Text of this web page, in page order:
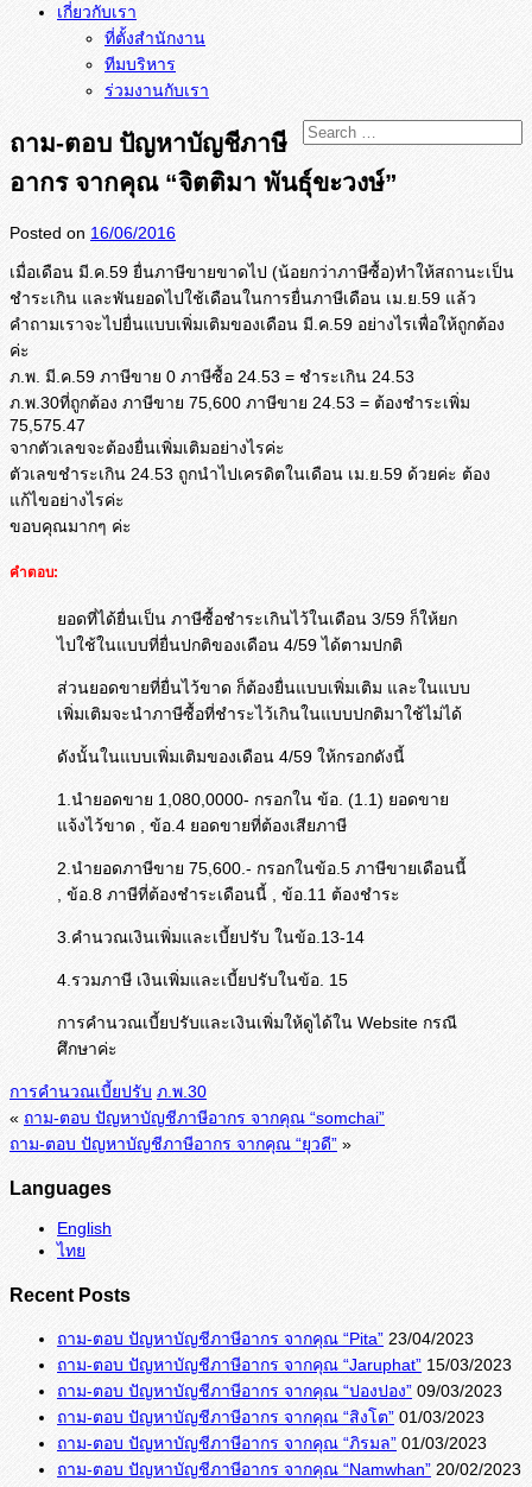
เกี่ยวกับเรา
ที่ตั้งสำนักงาน
ทีมบริหาร
ร่วมงานกับเรา
ถาม-ตอบ ปัญหาบัญชีภาษี
อากร จากคุณ “จิตติมา พันธุ์ขะวงษ์”
Posted on 16/06/2016
เมื่อเดือน มี.ค.59 ยื่นภาษีขายขาดไป (น้อยกว่าภาษีซื้อ)ทำให้สถานะเป็น
ชำระเกิน และพันยอดไปใช้เดือนในการยื่นภาษีเดือน เม.ย.59 แล้ว
คำถามเราจะไปยื่นแบบเพิ่มเติมของเดือน มี.ค.59 อย่างไรเพื่อให้ถูกต้อง
ค่ะ
ภ.พ. มี.ค.59 ภาษีขาย 0 ภาษีซื้อ 24.53 = ชำระเกิน 24.53
ภ.พ.30ที่ถูกต้อง ภาษีขาย 75,600 ภาษีขาย 24.53 = ต้องชำระเพิ่ม
75,575.47
จากตัวเลขจะต้องยื่นเพิ่มเติมอย่างไรค่ะ
ตัวเลขชำระเกิน 24.53 ถูกนำไปเครดิตในเดือน เม.ย.59 ด้วยค่ะ ต้อง
แก้ไขอย่างไรค่ะ
ขอบคุณมากๆ ค่ะ
คำตอบ:
ยอดที่ได้ยื่นเป็น ภาษีซื้อชำระเกินไว้ในเดือน 3/59 ก็ให้ยก
ไปใช้ในแบบที่ยื่นปกติของเดือน 4/59 ได้ตามปกติ
ส่วนยอดขายที่ยื่นไว้ขาด ก็ต้องยื่นแบบเพิ่มเติม และในแบบ
เพิ่มเติมจะนำภาษีซื้อที่ชำระไว้เกินในแบบปกติมาใช้ไม่ได้
ดังนั้นในแบบเพิ่มเติมของเดือน 4/59 ให้กรอกดังนี้
1.นำยอดขาย 1,080,0000- กรอกใน ข้อ. (1.1) ยอดขาย
แจ้งไว้ขาด , ข้อ.4 ยอดขายที่ต้องเสียภาษี
2.นำยอดภาษีขาย 75,600.- กรอกในข้อ.5 ภาษีขายเดือนนี้
, ข้อ.8 ภาษีที่ต้องชำระเดือนนี้ , ข้อ.11 ต้องชำระ
3.คำนวณเงินเพิ่มและเบี้ยปรับ ในข้อ.13-14
4.รวมภาษี เงินเพิ่มและเบี้ยปรับในข้อ. 15
การคำนวณเบี้ยปรับและเงินเพิ่มให้ดูได้ใน Website กรณี
ศึกษาค่ะ
การคำนวณเบี้ยปรับ ภ.พ.30
« ถาม-ตอบ ปัญหาบัญชีภาษีอากร จากคุณ “somchai”
ถาม-ตอบ ปัญหาบัญชีภาษีอากร จากคุณ “ยุวดี” »
Languages
English
ไทย
Recent Posts
ถาม-ตอบ ปัญหาบัญชีภาษีอากร จากคุณ “Pita” 23/04/2023
ถาม-ตอบ ปัญหาบัญชีภาษีอากร จากคุณ “Jaruphat” 15/03/2023
ถาม-ตอบ ปัญหาบัญชีภาษีอากร จากคุณ “ปองปอง” 09/03/2023
ถาม-ตอบ ปัญหาบัญชีภาษีอากร จากคุณ “สิงโต” 01/03/2023
ถาม-ตอบ ปัญหาบัญชีภาษีอากร จากคุณ “ภิรมล” 01/03/2023
ถาม-ตอบ ปัญหาบัญชีภาษีอากร จากคุณ “Namwhan” 20/02/2023